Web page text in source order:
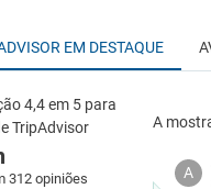
EM DESTAQUE
312 opiniões
A
A